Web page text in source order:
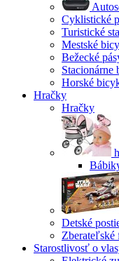
Cyklistické
Turistické
Mestské
Bežecké
Stacionárne
Horské
Hračky
Hračky
Detské
Zberateľské
Starostlivosť o